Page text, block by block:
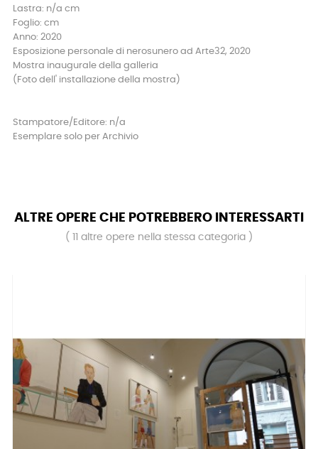
Lastra: n/a cm
Foglio: cm
Anno: 2020
Esposizione personale di nerosunero ad Arte32, 2020
Mostra inaugurale della galleria
(Foto dell' installazione della mostra)
Stampatore/Editore: n/a
Esemplare solo per Archivio
ALTRE OPERE CHE POTREBBERO INTERESSARTI
( 11 altre opere nella stessa categoria )